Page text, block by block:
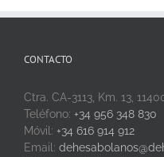
CONTACTO
Ctra. CA-3113, Km. 13,
Teléfono: +34 956 348 830
Móvil: +34 616 914 912
Email: